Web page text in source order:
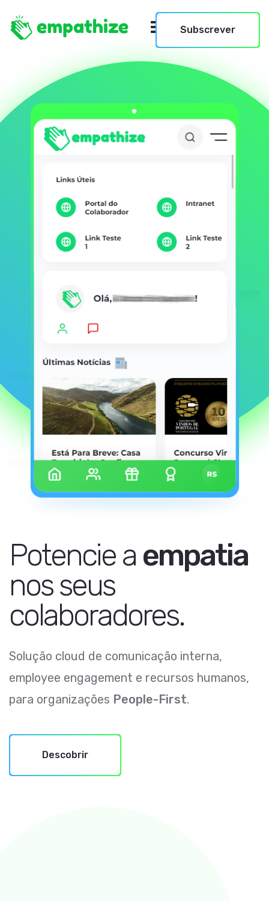
Subscrever
Potencie a empatia
nosseus
colaboradores.
Solução cloud de comunicação interna,
employee engagement e recursos humanos,
para organizações People-First.
Descobrir